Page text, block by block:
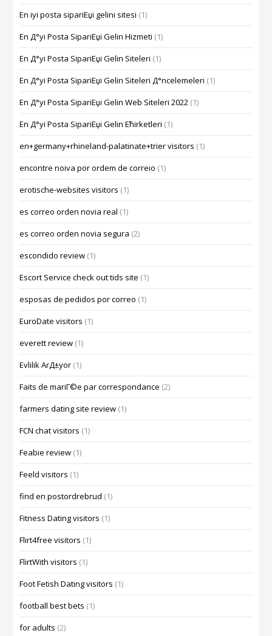
En iyi posta sipariЕџi gelini sitesi (1)
En Д°yi Posta SipariЕџi Gelin Hizmeti (1)
En Д°yi Posta SipariЕџi Gelin Siteleri (1)
En Д°yi Posta SipariЕџi Gelin Siteleri Д°ncelemeleri (1)
En Д°yi Posta SipariЕџi Gelin Web Siteleri 2022 (1)
En Д°yi Posta SipariЕџi Gelin Ећirketleri (1)
en+germany+rhineland-palatinate+trier visitors (1)
encontre noiva por ordem de correio (1)
erotische-websites visitors (1)
es correo orden novia real (1)
es correo orden novia segura (2)
escondido review (1)
Escort Service check out tids site (1)
esposas de pedidos por correo (1)
EuroDate visitors (1)
everett review (1)
Evlilik ArД±yor (1)
Faits de mariГ©e par correspondance (2)
farmers dating site review (1)
FCN chat visitors (1)
Feabie review (1)
Feeld visitors (1)
find en postordrebrud (1)
Fitness Dating visitors (1)
Flirt4free visitors (1)
FlirtWith visitors (1)
Foot Fetish Dating visitors (1)
football best bets (1)
for adults (2)